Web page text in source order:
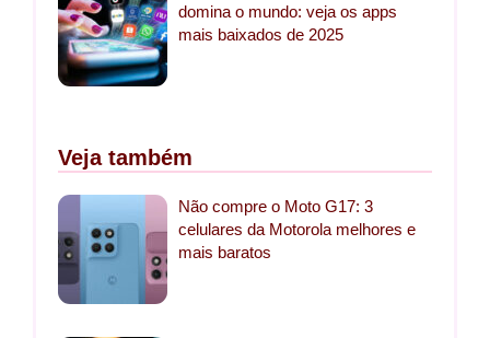
domina o mundo: veja os apps
mais baixados de 2025
Veja também
Não compre o Moto G17: 3
celulares da Motorola melhores e
mais baratos